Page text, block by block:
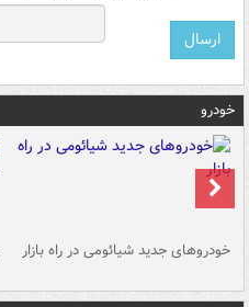
خودرو
خودروهای جدید شیائومی در راه بازار